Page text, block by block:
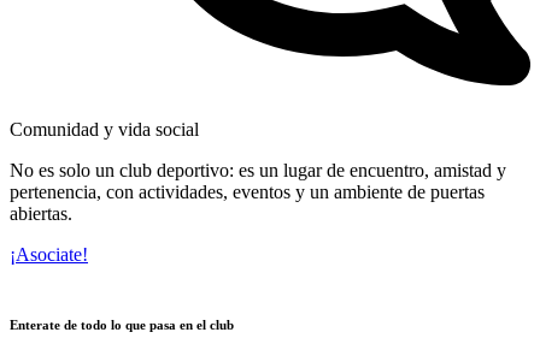
Comunidad y vida social
No es solo un club deportivo: es un lugar de encuentro, amistad y
pertenencia, con actividades, eventos y un ambiente de puertas
abiertas.
¡Asociate!
Enterate de todo lo que pasa en el club